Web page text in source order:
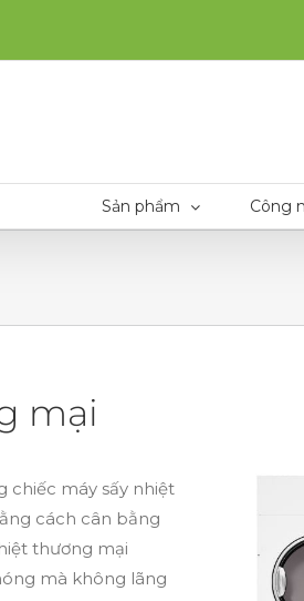
Sản phẩm Công
mại
chiếc máy sấy nhiệt
cách cân bằng
thương mại
mà không lãng